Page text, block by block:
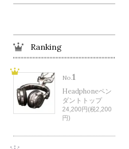
Ranking
No.1
Headphoneペン
ダントトップ
24,200円(税2,200
円)